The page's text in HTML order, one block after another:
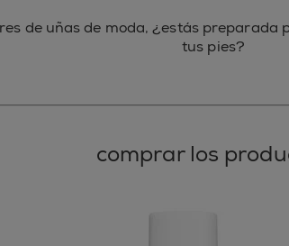
de uñas de moda, ¿estás
tus pies?
comprar los